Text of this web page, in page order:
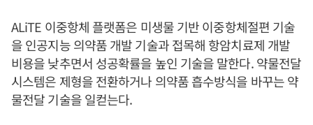
ALiTE 이중항체 플랫폼은 미생물 기반 이중항체절편 기술
을 인공지능 의약품 개발 기술과 접목해 항암치료제 개발
비용을 낮추면서 성공확률을 높인 기술을 말한다. 약물전달
시스템은 제형을 전환하거나 의약품 흡수방식을 바꾸는 약
물전달 기술을 일컫는다.